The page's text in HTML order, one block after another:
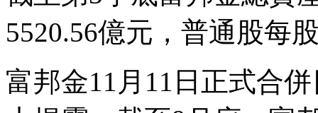
5520.56億元，普通股每
富邦金11月11日正式合